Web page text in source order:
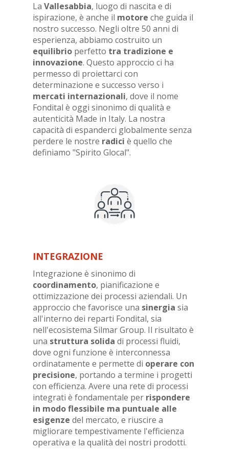
La Vallesabbia, luogo di nascita e di
ispirazione, è anche il motore che guida il
nostro successo. Negli oltre 50 anni di
esperienza, abbiamo costruito un
equilibrio perfetto tra tradizione e
innovazione. Questo approccio ci ha
permesso di proiettarci con
determinazione e successo verso i
mercati internazionali, dove il nome
Fondital è oggi sinonimo di qualità e
autenticità Made in Italy. La nostra
capacità di espanderci globalmente senza
perdere le nostre radici è quello che
definiamo "Spirito Glocal".
INTEGRAZIONE
Integrazione è sinonimo di
coordinamento, pianificazione e
ottimizzazione dei processi aziendali. Un
approccio che favorisce una sinergia sia
all'interno dei reparti Fondital, sia
nell'ecosistema Silmar Group. Il risultato è
una struttura solida di processi fluidi,
dove ogni funzione è interconnessa
ordinatamente e permette di operare con
precisione, portando a termine i progetti
con efficienza. Avere una rete di processi
integrati è fondamentale per rispondere
in modo flessibile ma puntuale alle
esigenze del mercato, e riuscire a
migliorare tempestivamente l'efficienza
operativa e la qualità dei nostri prodotti.